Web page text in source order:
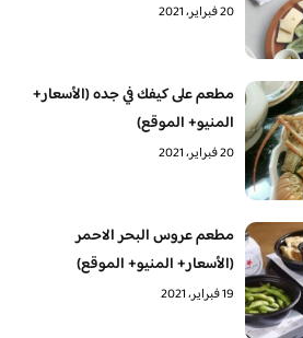
20 فبراير، 2021
مطعم على كيفك في جده (الأسعار+
المنيو+ الموقع)
20 فبراير، 2021
مطعم عروس البحر الاحمر
(الأسعار+ المنيو+ الموقع)
19 فبراير، 2021